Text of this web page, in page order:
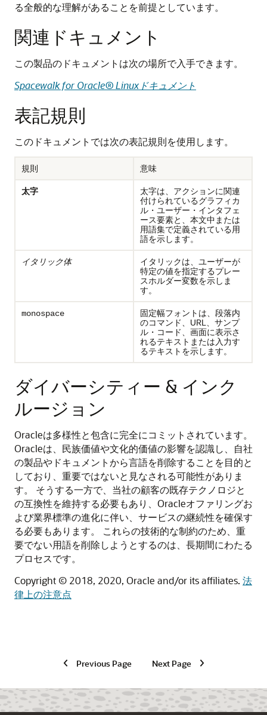
る全般的な理解があることを前提としています。
関連ドキュメント
この製品のドキュメントは次の場所で入手できます。
Spacewalk for Oracle® Linuxドキュメント
表記規則
このドキュメントでは次の表記規則を使用します。
規則
意味
太字
太字は、アクションに関連
付けられているグラフィカ
ル・ユーザー・インタフェ
ース要素と、本文中または
用語集で定義されている用
語を示します。
イタリック体
イタリックは、ユーザーが
特定の値を指定するプレー
スホルダー変数を示しま
す。
monospace
固定幅フォントは、段落内
のコマンド、URL、サンプ
ル・コード、画面に表示さ
れるテキストまたは入力す
るテキストを示します。
ダイバーシティー & インク
ルージョン
Oracleは多様性と包含に完全にコミットされています。
Oracleは、民族価値や文化的価値の影響を認識し、自社
の製品やドキュメントから言語を削除することを目的と
しており、重要ではないと見なされる可能性がありま
す。
そうする一方で、当社の顧客の既存テクノロジと
の互換性を維持する必要もあり、Oracleオファリングお
よび業界標準の進化に伴い、サービスの継続性を確保す
る必要もあります。
これらの技術的な制約のため、重
要でない用語を削除しようとするのは、長期間にわたる
プロセスです。
Copyright © 2018, 2020, Oracle and/or its affiliates. 法
律上の注意点
Previous Page Next Page